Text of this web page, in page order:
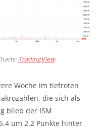
TradingView
Woche im tiefroten
die sich als
blieb der ISM
um 2.2 Punkte hinter